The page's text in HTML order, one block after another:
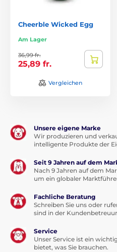
Cheerble Wicked Egg
Am Lager
36,99 fr.
25,89 fr.
Vergleichen
Unsere eigene Marke
Wir produzieren und
intelligente Produkte der
Seit 9 Jahren auf dem
Nach 9 Jahren auf dem
um ein globaler
Fachliche Beratung
Schreiben Sie uns oder
sind in der
Service
Unser Service ist ein
bietet, was Sie brauchen.